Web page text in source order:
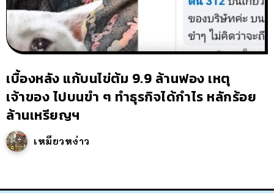
เบื้องหลัง แก้บนไข่ต้ม 9.9 ล้านฟอง เหตุ
เจ้าของ ไปบนขำ ๆ ทำธุรกิจได้กำไร หลักร้อย
ล้านเหรียญฯ
เหมียวหง่าว